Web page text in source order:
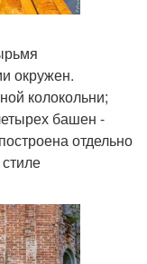
окружен.
колокольни;
башен -
отдельно